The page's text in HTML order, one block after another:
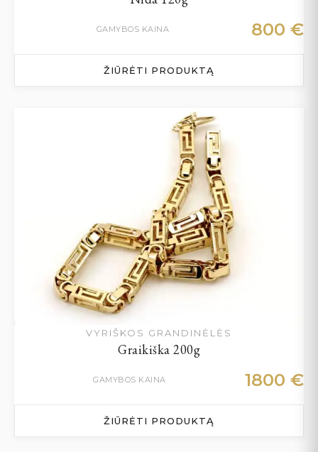
GAMYBOS KAINA 800 €
ŽIŪRĖTI PRODUKTĄ
VYRIŠKOS GRANDINĖLĖS
Graikiška 200g
GAMYBOS KAINA 1800 €
ŽIŪRĖTI PRODUKTĄ